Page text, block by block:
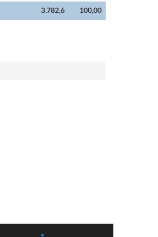
3.782,6 100,00